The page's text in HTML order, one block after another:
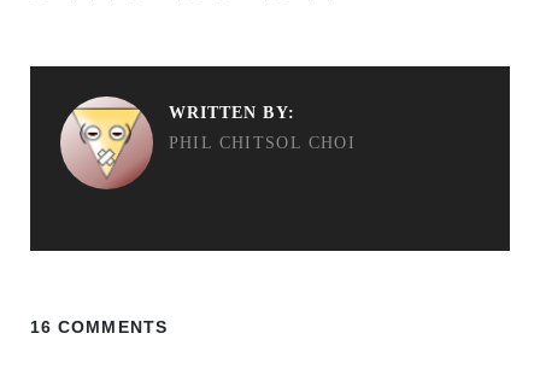
WRITTEN BY:
PHIL CHITSOL CHOI
16 COMMENTS